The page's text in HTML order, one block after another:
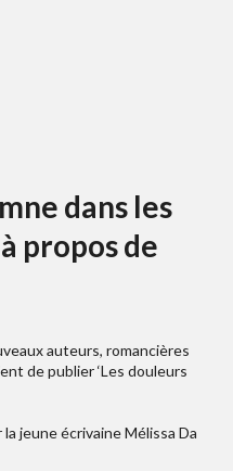
dans les
propos de
auteurs, romancières
de publier ‘Les douleurs
jeune écrivaine Mélissa Da